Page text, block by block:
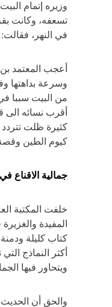
وزيره إتمام
تسعفه، وكانت
في النهر،
أعجب المعتمد بن
وسرعة بداهتها
من البيت سببا
أقرب نسائه الى
كثيرة ظلت
كيوم الطين وقصة
جمالية الاقناع
خلفت المكتبة
المفيدة
كتاب كليلة
أكثر النماذج
ويتحاور فيها
والحق أن